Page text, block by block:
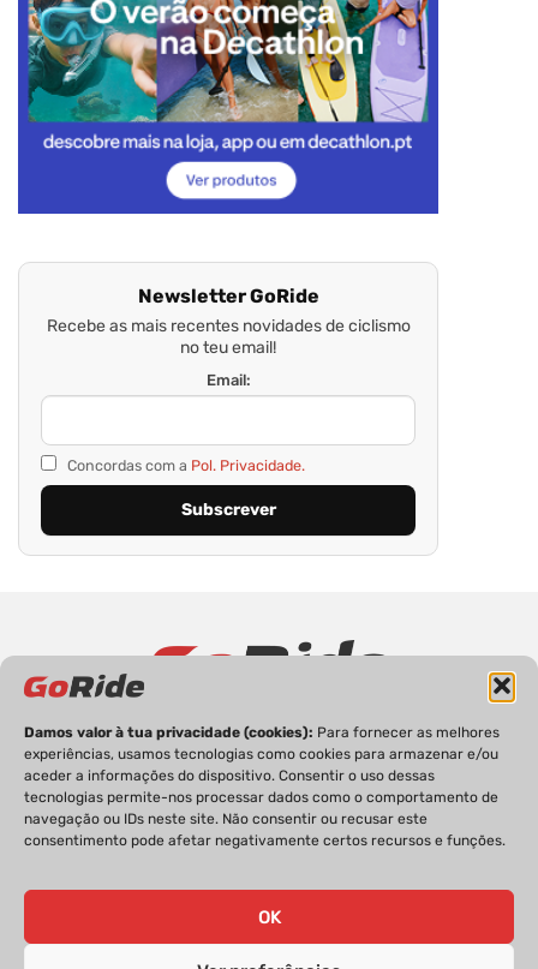
Damos valor à tua privacidade (cookies): Para fornecer as melhores
experiências, usamos tecnologias como cookies para armazenar e/ou
aceder a informações do dispositivo. Consentir o uso dessas
tecnologias permite-nos processar dados como o comportamento de
navegação ou IDs neste site. Não consentir ou recusar este
consentimento pode afetar negativamente certos recursos e funções.
OK
Newsletter GoRide
Recebe as mais recentes novidades de ciclismo
no teu email!
Email:
Concordas com a Pol. Privacidade.
PRIVACIDADE FICHA TÉCNICA
ESTATUTO EDITORIAL
POLÍTICA DE COOKIES
CONTACTOS
GoRide 2026 | Todos os direitos reservados.